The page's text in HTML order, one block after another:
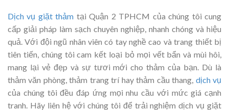
Dịch vụ giặt thảm tại Quận 2 TPHCM của chúng tôi cung
cấp giải pháp làm sạch chuyên nghiệp, nhanh chóng và hiệu
quả. Với đội ngũ nhân viên có tay nghề cao và trang thiết bị
tiên tiến, chúng tôi cam kết loại bỏ mọi vết bẩn và mùi hôi,
mang lại vẻ đẹp và sự tươi mới cho thảm của bạn. Dù là
thảm văn phòng, thảm trang trí hay thảm cầu thang, dịch vụ
của chúng tôi đều đáp ứng mọi nhu cầu với mức giá cạnh
tranh. Hãy liên hệ với chúng tôi để trải nghiệm dịch vụ giặt